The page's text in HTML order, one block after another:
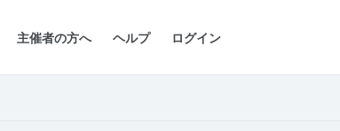
主催者の方へ ヘルプ ログイン